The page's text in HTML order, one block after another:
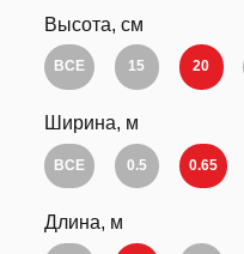
Высота, см
ВСЕ 15 20
Ширина, м
ВСЕ 0.5 0.65
Длина, м